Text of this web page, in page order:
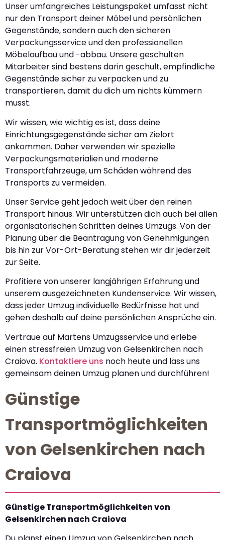
Unser umfangreiches Leistungspaket umfasst nicht
nur den Transport deiner Möbel und persönlichen
Gegenstände, sondern auch den sicheren
Verpackungsservice und den professionellen
Möbelaufbau und -abbau. Unsere geschulten
Mitarbeiter sind bestens darin geschult, empfindliche
Gegenstände sicher zu verpacken und zu
transportieren, damit du dich um nichts kümmern
musst.
Wir wissen, wie wichtig es ist, dass deine
Einrichtungsgegenstände sicher am Zielort
ankommen. Daher verwenden wir spezielle
Verpackungsmaterialien und moderne
Transportfahrzeuge, um Schäden während des
Transports zu vermeiden.
Unser Service geht jedoch weit über den reinen
Transport hinaus. Wir unterstützen dich auch bei allen
organisatorischen Schritten deines Umzugs. Von der
Planung über die Beantragung von Genehmigungen
bis hin zur Vor-Ort-Beratung stehen wir dir jederzeit
zur Seite.
Profitiere von unserer langjährigen Erfahrung und
unserem ausgezeichneten Kundenservice. Wir wissen,
dass jeder Umzug individuelle Bedürfnisse hat und
gehen deshalb auf deine persönlichen Ansprüche ein.
Vertraue auf Martens Umzugsservice und erlebe
einen stressfreien Umzug von Gelsenkirchen nach
Craiova. Kontaktiere uns noch heute und lass uns
gemeinsam deinen Umzug planen und durchführen!
Günstige
Transportmöglichkeiten
von Gelsenkirchen nach
Craiova
Günstige Transportmöglichkeiten von
Gelsenkirchen nach Craiova